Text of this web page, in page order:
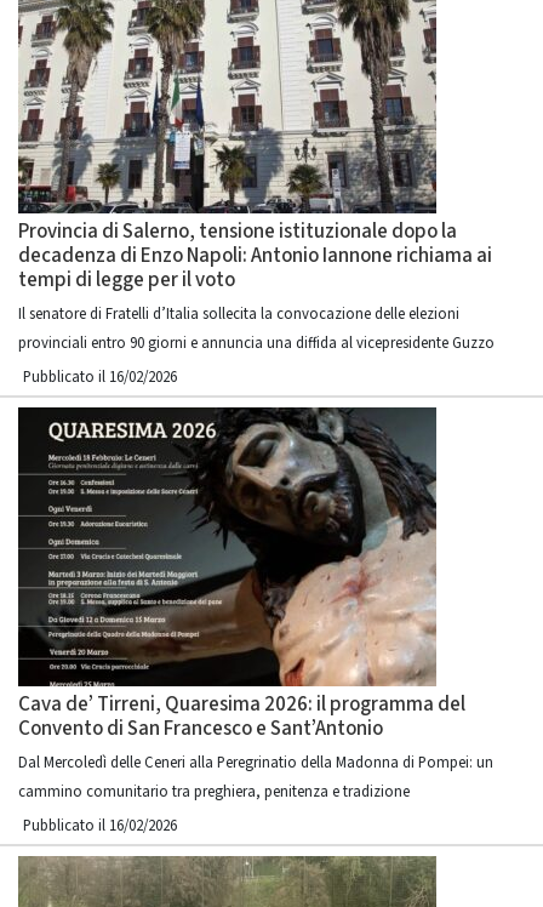
Provincia di Salerno, tensione istituzionale dopo la
decadenza di Enzo Napoli: Antonio Iannone richiama ai
tempi di legge per il voto
Il senatore di Fratelli d’Italia sollecita la convocazione delle elezioni
provinciali entro 90 giorni e annuncia una diffida al vicepresidente Guzzo
Pubblicato il 16/02/2026
Cava de’ Tirreni, Quaresima 2026: il programma del
Convento di San Francesco e Sant’Antonio
Dal Mercoledì delle Ceneri alla Peregrinatio della Madonna di Pompei: un
cammino comunitario tra preghiera, penitenza e tradizione
Pubblicato il 16/02/2026